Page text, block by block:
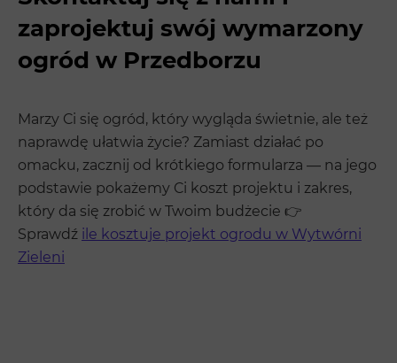
zaprojektuj swój wymarzony
ogród w Przedborzu
Marzy Ci się ogród, który wygląda świetnie, ale też
naprawdę ułatwia życie? Zamiast działać po
omacku, zacznij od krótkiego formularza — na jego
podstawie pokażemy Ci koszt projektu i zakres,
który da się zrobić w Twoim budżecie 👉
Sprawdź ile kosztuje projekt ogrodu w Wytwórni
Zieleni